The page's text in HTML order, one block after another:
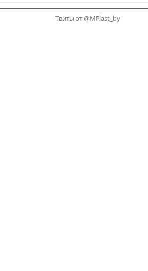
Твиты от @MPlast_by